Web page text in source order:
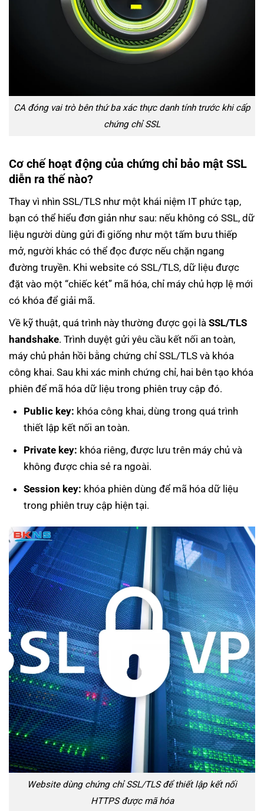
CA đóng vai trò bên thứ ba xác thực danh tính trước khi cấp
chứng chỉ SSL
Cơ chế hoạt động của chứng chỉ bảo mật SSL
diễn ra thế nào?
Thay vì nhìn SSL/TLS như một khái niệm IT phức tạp,
bạn có thể hiểu đơn giản như sau: nếu không có SSL, dữ
liệu người dùng gửi đi giống như một tấm bưu thiếp
mở, người khác có thể đọc được nếu chặn ngang
đường truyền. Khi website có SSL/TLS, dữ liệu được
đặt vào một “chiếc két” mã hóa, chỉ máy chủ hợp lệ mới
có khóa để giải mã.
Về kỹ thuật, quá trình này thường được gọi là SSL/TLS
handshake. Trình duyệt gửi yêu cầu kết nối an toàn,
máy chủ phản hồi bằng chứng chỉ SSL/TLS và khóa
công khai. Sau khi xác minh chứng chỉ, hai bên tạo khóa
phiên để mã hóa dữ liệu trong phiên truy cập đó.
Public key: khóa công khai, dùng trong quá trình
thiết lập kết nối an toàn.
Private key: khóa riêng, được lưu trên máy chủ và
không được chia sẻ ra ngoài.
Session key: khóa phiên dùng để mã hóa dữ liệu
trong phiên truy cập hiện tại.
Website dùng chứng chỉ SSL/TLS để thiết lập kết nối
HTTPS được mã hóa